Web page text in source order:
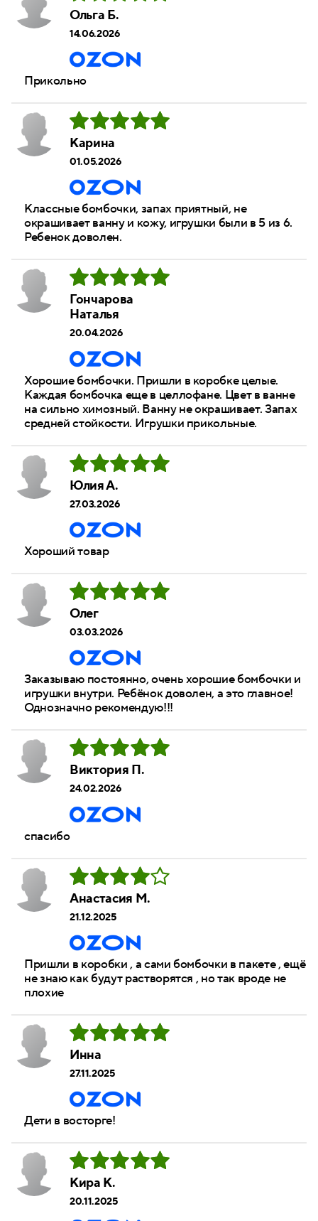
Ольга Б.
14.06.2026
Прикольно
Карина
01.05.2026
Классные бомбочки, запах приятный, не
окрашивает ванну и кожу, игрушки были в 5 из 6.
Ребенок доволен.
Гончарова
Наталья
20.04.2026
Хорошие бомбочки. Пришли в коробке целые.
Каждая бомбочка еще в целлофане. Цвет в ванне
на сильно химозный. Ванну не окрашивает. Запах
средней стойкости. Игрушки прикольные.
Юлия А.
27.03.2026
Хороший товар
Олег
03.03.2026
Заказываю постоянно, очень хорошие бомбочки и
игрушки внутри. Ребёнок доволен, а это главное!
Однозначно рекомендую!!!
Виктория П.
24.02.2026
спасибо
Анастасия М.
21.12.2025
Пришли в коробки , а сами бомбочки в пакете , ещё
не знаю как будут растворятся , но так вроде не
плохие
Инна
27.11.2025
Дети в восторге!
Кира К.
20.11.2025